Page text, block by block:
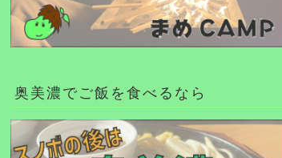
奥美濃でご飯を食べるなら